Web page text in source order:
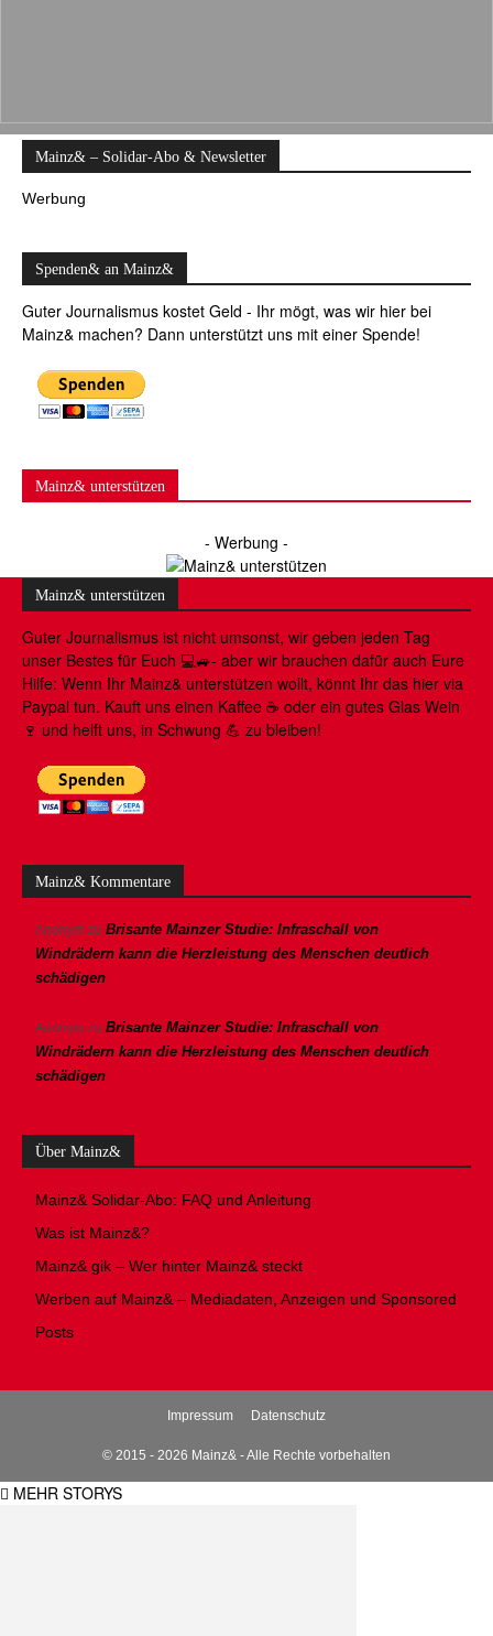
Mainz& – Solidar-Abo & Newsletter
Werbung
Spenden& an Mainz&
Guter Journalismus kostet Geld - Ihr mögt, was wir hier bei
Mainz& machen? Dann unterstützt uns mit einer Spende!
Mainz& unterstützen
- Werbung -
Mainz& unterstützen
Guter Journalismus ist nicht umsonst, wir geben jeden Tag
unser Bestes für Euch 💻🚙- aber wir brauchen dafür auch Eure
Hilfe: Wenn Ihr Mainz& unterstützen wollt, könnt Ihr das hier via
Paypal tun. Kauft uns einen Kaffee ☕️ oder ein gutes Glas Wein
🍷 und helft uns, in Schwung 💪 zu bleiben!
Mainz& Kommentare
Anonym zu Brisante Mainzer Studie: Infraschall von
Windrädern kann die Herzleistung des Menschen deutlich
schädigen
Anonym zu Brisante Mainzer Studie: Infraschall von
Windrädern kann die Herzleistung des Menschen deutlich
schädigen
Über Mainz&
Mainz& Solidar-Abo: FAQ und Anleitung
Was ist Mainz&?
Mainz& gik – Wer hinter Mainz& steckt
Werben auf Mainz& – Mediadaten, Anzeigen und Sponsored
Posts
Impressum Datenschutz
© 2015 - 2026 Mainz& - Alle Rechte vorbehalten
MEHR STORYS